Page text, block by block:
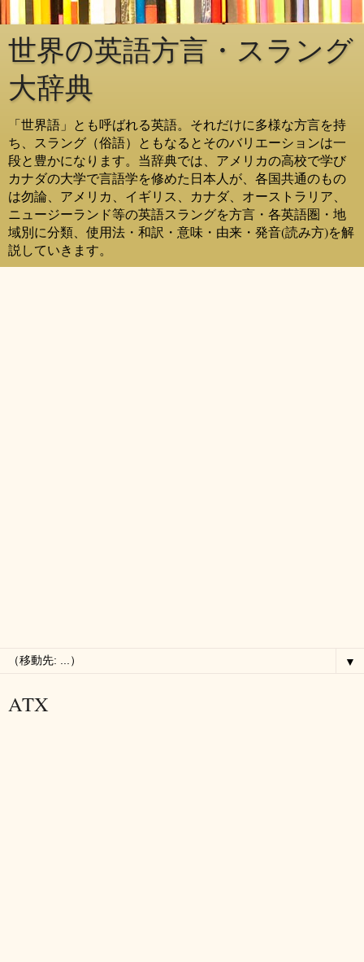
世界の英語方言・スラング
大辞典
「世界語」とも呼ばれる英語。それだけに多様な方言を持
ち、スラング（俗語）ともなるとそのバリエーションは一
段と豊かになります。当辞典では、アメリカの高校で学び
カナダの大学で言語学を修めた日本人が、各国共通のもの
は勿論、アメリカ、イギリス、カナダ、オーストラリア、
ニュージーランド等の英語スラングを方言・各英語圏・地
域別に分類、使用法・和訳・意味・由来・発音(読み方)を解
説していきます。
▼
ATX